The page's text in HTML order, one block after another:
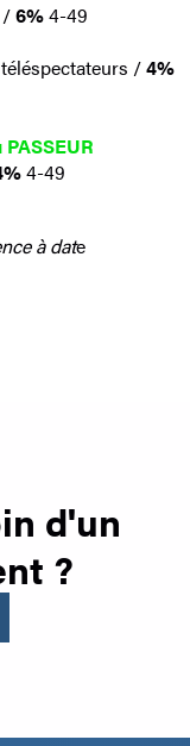
/6%4-49
/4%
4-49
à date
d'un
?